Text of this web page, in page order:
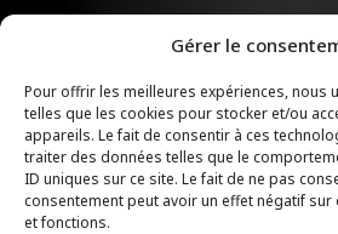
Gérer le
Pour offrir les meilleures expériences, nous
telles que les cookies pour stocker et/ou
appareils. Le fait de consentir à ces
traiter des données telles que le
ID uniques sur ce site. Le fait de ne pas
consentement peut avoir un effet négatif
et fonctions.